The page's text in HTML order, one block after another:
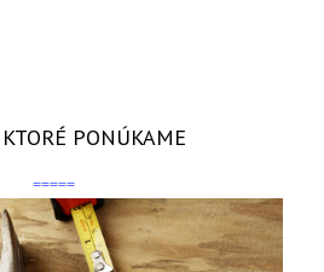
PONÚKAME
=====